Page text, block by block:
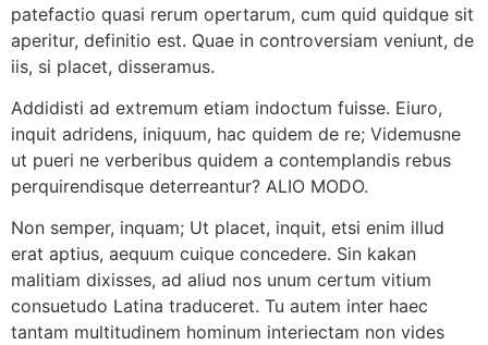
patefactio quasi rerum opertarum, cum quid quidque sit
aperitur, definitio est. Quae in controversiam veniunt, de
iis, si placet, disseramus.
Addidisti ad extremum etiam indoctum fuisse. Eiuro,
inquit adridens, iniquum, hac quidem de re; Videmusne
ut pueri ne verberibus quidem a contemplandis rebus
perquirendisque deterreantur? ALIO MODO.
Non semper, inquam; Ut placet, inquit, etsi enim illud
erat aptius, aequum cuique concedere. Sin kakan
malitiam dixisses, ad aliud nos unum certum vitium
consuetudo Latina traduceret. Tu autem inter haec
tantam multitudinem hominum interiectam non vides